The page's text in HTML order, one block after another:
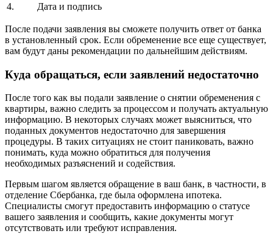
4.
Дата и подпись
После подачи заявления вы сможете получить ответ от банка
в установленный срок. Если обременение все еще существует,
вам будут даны рекомендации по дальнейшим действиям.
Куда обращаться, если заявлений недостаточно
После того как вы подали заявление о снятии обременения с
квартиры, важно следить за процессом и получать актуальную
информацию. В некоторых случаях может выясниться, что
поданных документов недостаточно для завершения
процедуры. В таких ситуациях не стоит паниковать, важно
понимать, куда можно обратиться для получения
необходимых разъяснений и содействия.
Первым шагом является обращение в ваш банк, в частности, в
отделение Сбербанка, где была оформлена ипотека.
Специалисты смогут предоставить информацию о статусе
вашего заявления и сообщить, какие документы могут
отсутствовать или требуют исправления.